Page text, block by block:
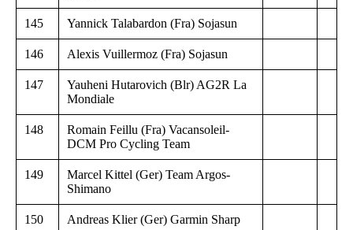
145 Yannick Talabardon (Fra) Sojasun
146 Alexis Vuillermoz (Fra) Sojasun
147
Yauheni Hutarovich (Blr) AG2R La
Mondiale
148
Romain Feillu (Fra) Vacansoleil-
DCM Pro Cycling Team
149
Marcel Kittel (Ger) Team Argos-
Shimano
150 Andreas Klier (Ger) Garmin Sharp